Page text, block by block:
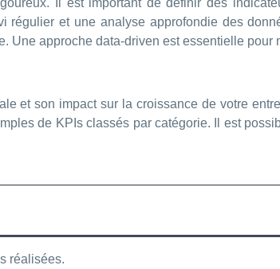
Il est important de définir des
régulier et une analyse approfondie des
Une approche data-driven est essentielle pour
et son impact sur la croissance de votre
de KPIs classés par catégorie. Il est
réalisées.